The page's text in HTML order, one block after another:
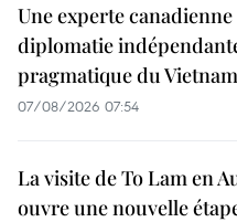
Une experte canadienne
diplomatie
pragmatique du Vietnam
07/08/2026 07:54
La visite de To Lam en
ouvre une nouvelle